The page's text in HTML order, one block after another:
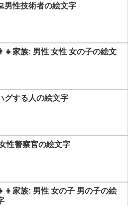
男性技術者の絵文字
家族: 男性 女性 女の子の絵文
グする人の絵文字
性警察官の絵文字
家族: 男性 女の子 男の子の絵